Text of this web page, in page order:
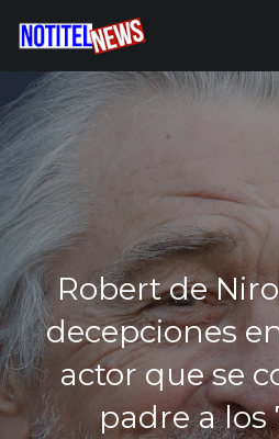
Robert de
decepciones
actor que se
padre a los